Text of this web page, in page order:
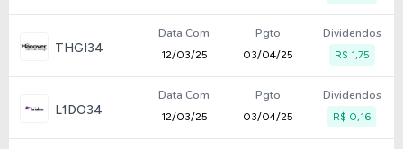
THGI34
Data Com
12/03/25
Pgto
03/04/25
Dividendos
R$ 1,75
L1DO34
Data Com
12/03/25
Pgto
03/04/25
Dividendos
R$ 0,16